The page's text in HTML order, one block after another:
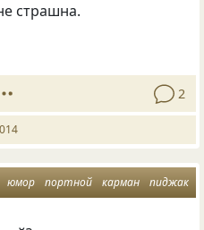
страшна.
2
юмор портной карман пиджак